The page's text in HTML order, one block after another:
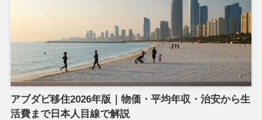
アブダビ移住2026年版｜物価・平均年収・治安から生
活費まで日本人目線で解説